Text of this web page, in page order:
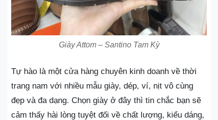
Giày Attom – Santino Tam Kỳ
Tự hào là một cửa hàng chuyên kinh doanh về thời
trang nam với nhiều mẫu giày, dép, ví, nịt vô cùng
đẹp và đa dạng. Chọn giày ở đây thì tin chắc bạn sẽ
cảm thấy hài lòng tuyệt đối về chất lượng, kiểu dáng,